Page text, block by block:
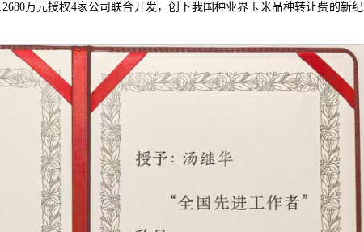
万元授权4家公司联合开发，创下我国种业界玉米品种转让费的新纪